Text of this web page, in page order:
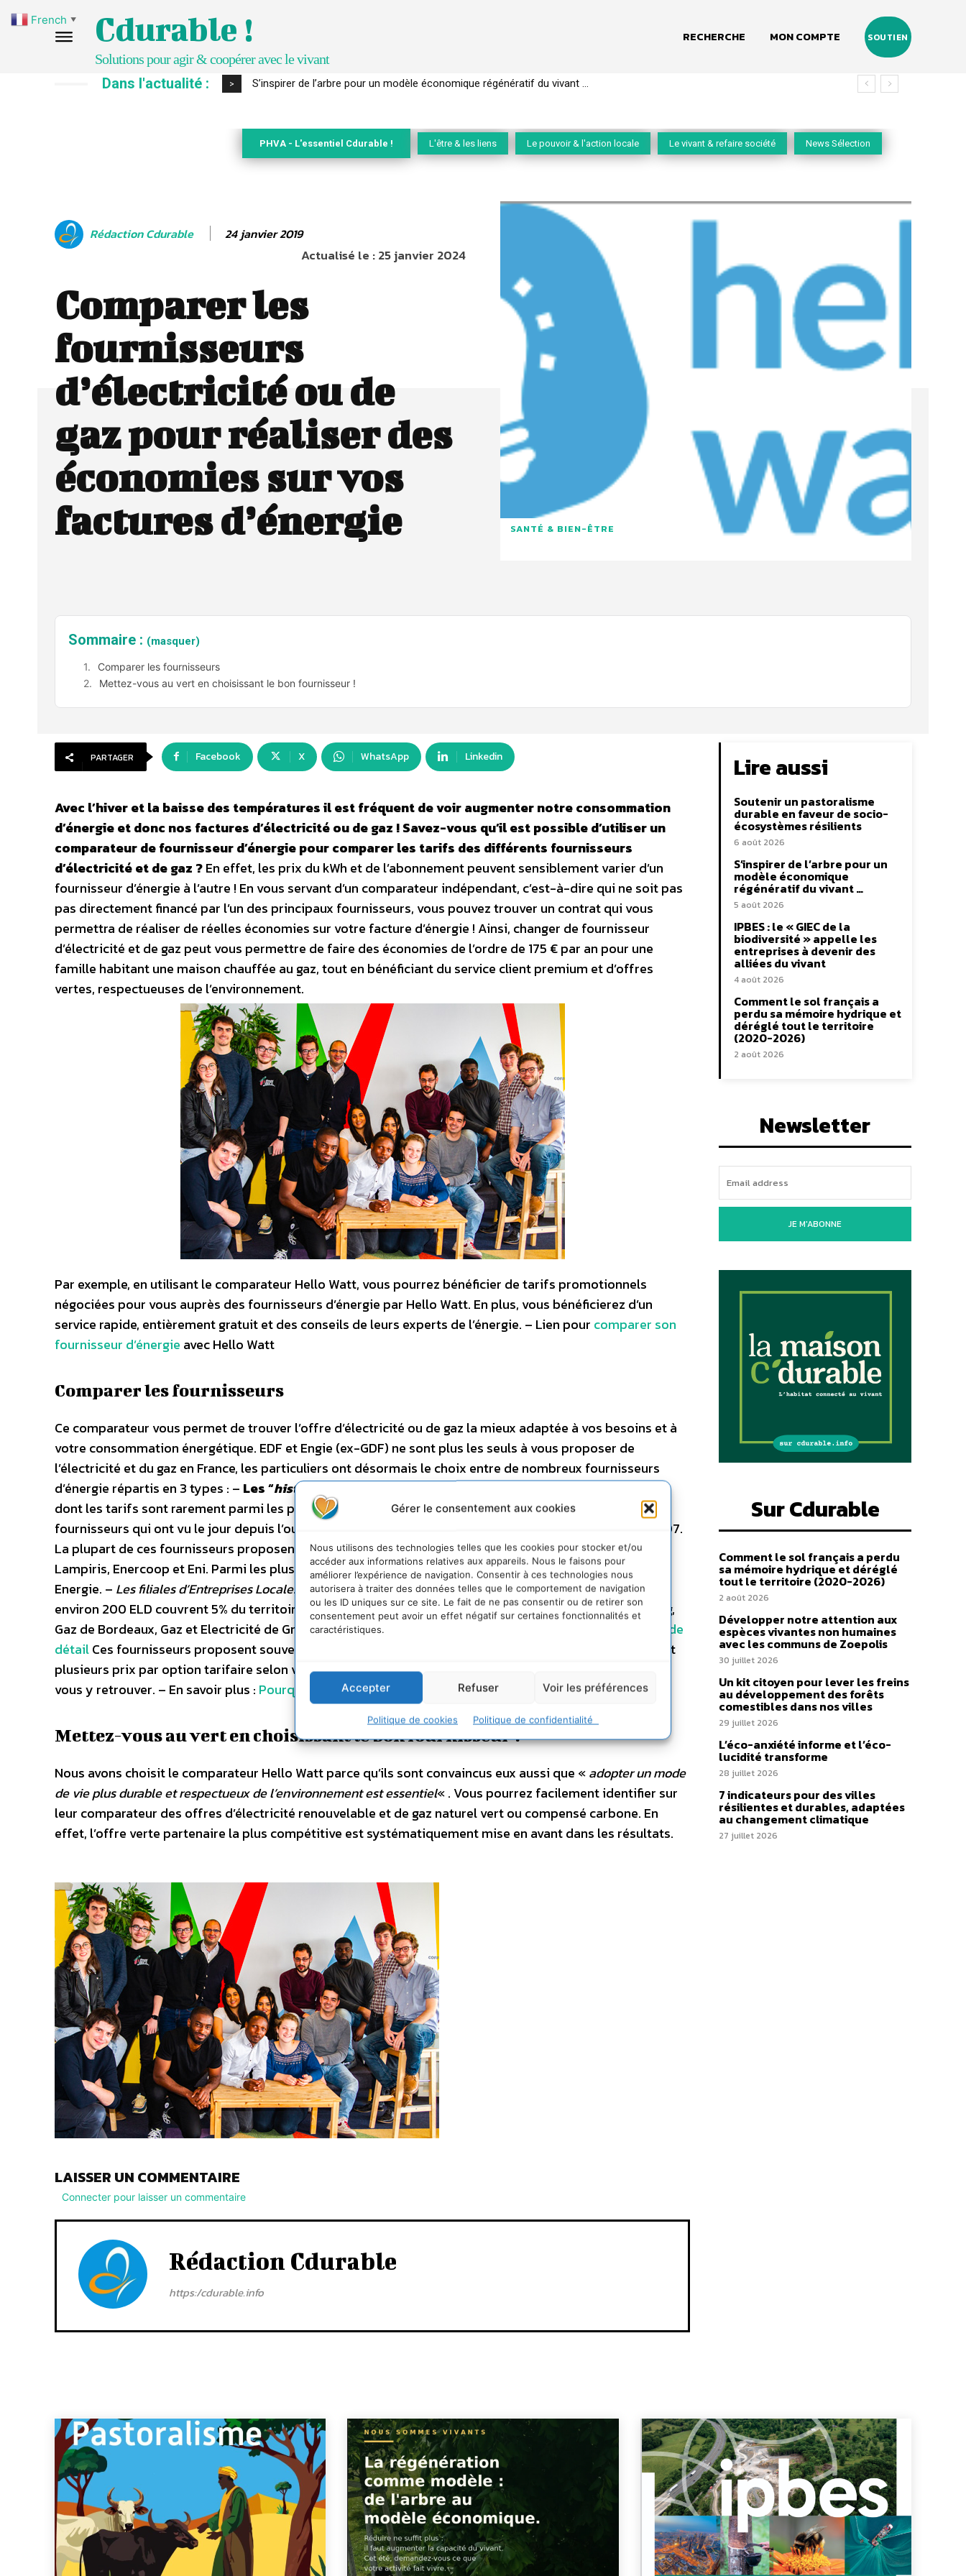
Gérer le consentement aux cookies
Nous utilisons des technologies telles que les cookies pour stocker et/ou
accéder aux informations relatives aux appareils. Nous le faisons pour
améliorer l’expérience de navigation. Consentir à ces technologies nous
autorisera à traiter des données telles que le comportement de navigation
ou les ID uniques sur ce site. Le fait de ne pas consentir ou de retirer son
consentement peut avoir un effet négatif sur certaines fonctionnalités et
caractéristiques.
Accepter Refuser Voir les préférences
Politique de cookies Politique de confidentialité
Cdurable !
Solutions pour agir & coopérer avec le vivant
RECHERCHE MON COMPTE SOUTIEN
Dans l'actualité : > IPBES : le « GIEC de la biodiversité » appelle les entreprises à devenir des alliées du vivant
PHVA - L'essentiel Cdurable ! L'être & les liens Le pouvoir & l'action locale Le vivant & refaire société News Sélection
Rédaction Cdurable 24 janvier 2019
Actualisé le :25 janvier 2024
Comparer les
fournisseurs
d’électricité ou de
gaz pour réaliser des
économies sur vos
factures d’énergie
SANTÉ & BIEN-ÊTRE
Sommaire : (masquer)
Comparer les fournisseurs
Mettez-vous au vert en choisissant le bon fournisseur !
PARTAGER Facebook X WhatsApp Linkedin
Avec l’hiver et la baisse des températures il est fréquent de voir augmenter notre consommation
d’énergie et donc nos factures d’électricité ou de gaz ! Savez-vous qu’il est possible d’utiliser un
comparateur de fournisseur d’énergie pour comparer les tarifs des différents fournisseurs
d’électricité et de gaz ?En effet, les prix du kWh et de l’abonnement peuvent sensiblement varier d’un
fournisseur d’énergie à l’autre ! En vous servant d’un comparateur indépendant, c’est-à-dire qui ne soit pas
pas directement financé par l’un des principaux fournisseurs, vous pouvez trouver un contrat qui vous
permettra de réaliser de réelles économies sur votre facture d’énergie ! Ainsi, changer de fournisseur
d’électricité et de gaz peut vous permettre de faire des économies de l’ordre de 175 € par an pour une
famille habitant une maison chauffée au gaz, tout en bénéficiant du service client premium et d’offres
vertes, respectueuses de l’environnement.
Par exemple, en utilisant le comparateur Hello Watt, vous pourrez bénéficier de tarifs promotionnels
négociées pour vous auprès des fournisseurs d’énergie par Hello Watt. En plus, vous bénéficierez d’un
service rapide, entièrement gratuit et des conseils de leurs experts de l’énergie. – Lien pour comparer son
fournisseur d’énergie avec Hello Watt
Comparer les fournisseurs
Ce comparateur vous permet de trouver l’offre d’électricité ou de gaz la mieux adaptée à vos besoins et à
votre consommation énergétique. EDF et Engie (ex-GDF) ne sont plus les seuls à vous proposer de
l’électricité et du gaz en France, les particuliers ont désormais le choix entre de nombreux fournisseurs
d’énergie répartis en 3 types : – Les “historiques
, EDF et Engie, qui proposent l’électricité et le gaz mais
dont les tarifs sont rarement parmi les plus compétitifs. –Les “alternatifs”, ce sont 11 nouveaux
fournisseurs qui ont vu le jour depuis l’ouverture du marché à la concurrence pour les particuliers en 2007.
La plupart de ces fournisseurs proposent eux aussi du gaz et de l’électricité, comme Direct Energie,
Lampiris, Enercoop et Eni. Parmi les plus récents, créés en 2016 : ilek, ekWateur, Energies d’ici et Plüm
Energie. – Les filiales d’Entreprises Locales de Distributionpour les petites zones du territoire français :
environ 200 ELD couvrent 5% du territoire. Parmi les plus connues on peut citer Electricité de Strasbourg,
Gaz de Bordeaux, Gaz et Electricité de Grenoble, et UEM (Metz).
CRE, Observatoire des marchés de
détailCes fournisseurs proposent souvent plusieurs offres, avec plusieurs options tarifaires par offre, et
plusieurs prix par option tarifaire selon votre niveau de consommation. Le comparateur vous permet de
vous y retrouver. – En savoir plus : Pourquoi comparer les fournisseurs ?
Mettez-vous au vert en choisissant le bon fournisseur !
Nous avons choisit le comparateur Hello Watt parce qu’ils sont convaincus eux aussi que «adopter un mode
de vie plus durable et respectueux de l’environnement est essentiel« . Vous pourrez facilement identifier sur
leur comparateur des offres d’électricité renouvelable et de gaz naturel vert ou compensé carbone. En
effet, l’offre verte partenaire la plus compétitive est systématiquement mise en avant dans les résultats.
LAISSER UN COMMENTAIRE
Connecter pour laisser un commentaire
Rédaction Cdurable
https:/cdurable.info
Lire aussi
Soutenir un pastoralisme
durable en faveur de socio-
écosystèmes résilients
6 août 2026
S’inspirer de l’arbre pour un
modèle économique
régénératif du vivant …
5 août 2026
IPBES : le « GIEC de la
biodiversité » appelle les
entreprises à devenir des
alliées du vivant
4 août 2026
Comment le sol français a
perdu sa mémoire hydrique et
déréglé tout le territoire
(2020-2026)
2 août 2026
Newsletter
JE M'ABONNE
Sur Cdurable
Comment le sol français a perdu
sa mémoire hydrique et déréglé
tout le territoire (2020-2026)
2 août 2026
Développer notre attention aux
espèces vivantes non humaines
avec les communs de Zoepolis
30 juillet 2026
Un kit citoyen pour lever les freins
au développement des forêts
comestibles dans nos villes
29 juillet 2026
L’éco-anxiété informe et l’éco-
lucidité transforme
28 juillet 2026
7 indicateurs pour des villes
résilientes et durables, adaptées
au changement climatique
27 juillet 2026
French ▼